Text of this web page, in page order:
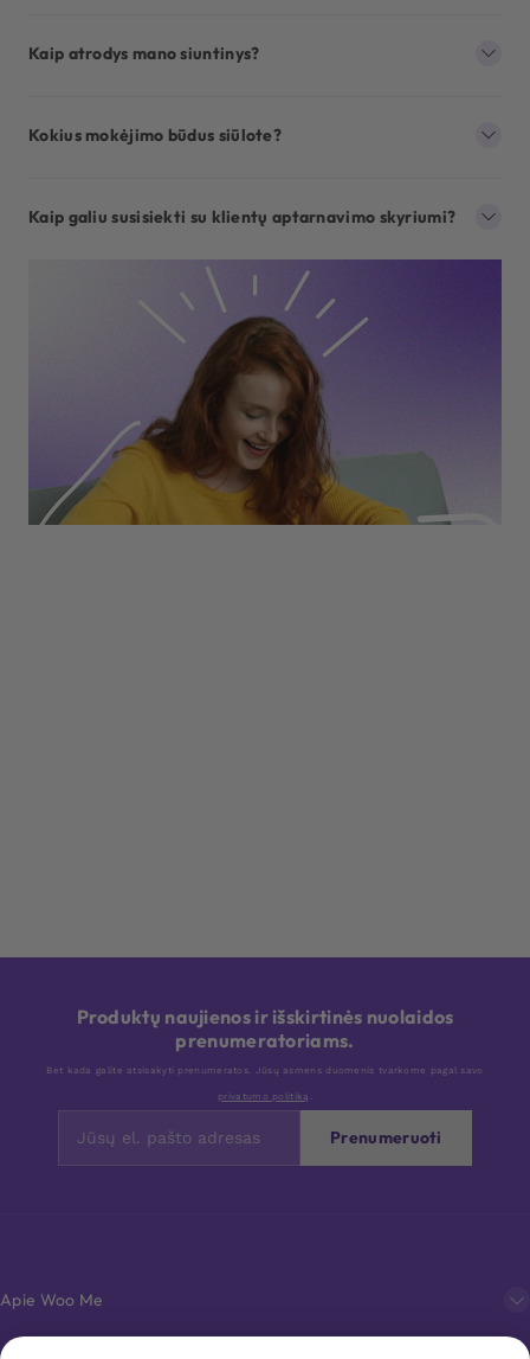
Kaip atrodys mano siuntinys?
Kokius mokėjimo būdus siūlote?
Kaip galiu susisiekti su klientų aptarnavimo skyriumi?
Produktų naujienos ir išskirtinės nuolaidos
prenumeratoriams.
Bet kada galite atsisakyti prenumeratos. Jūsų asmens duomenis tvarkome pagal savo
privatumo politiką .
Prenumeruoti
Apie Woo Me